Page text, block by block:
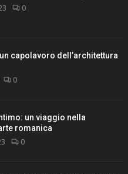
0
un capolavoro dell’architettura
0
un viaggio nella
romanica
0